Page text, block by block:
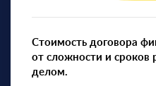
Стоимость договора
от сложности и
делом.